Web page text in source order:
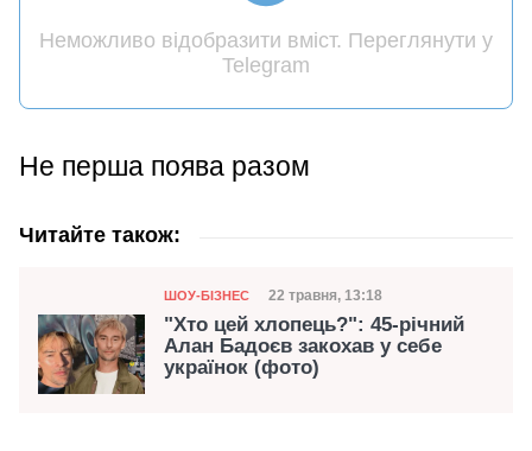
Неможливо відобразити вміст. Переглянути у
Telegram
Не перша поява разом
Читайте також:
Категорія
ШОУ-БІЗНЕС Дата публікації
22 травня, 13:18
"Хто цей хлопець?": 45-річний
Алан Бадоєв закохав у себе
українок (фото)